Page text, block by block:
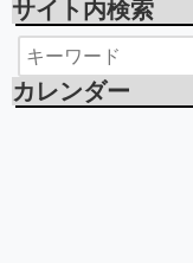
サイト内検索
カレンダー